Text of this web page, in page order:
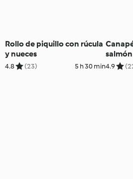
Rollo de piquillo con rúcula
y nueces
4.8 (23) 5 h 30 min
salmón
4.9